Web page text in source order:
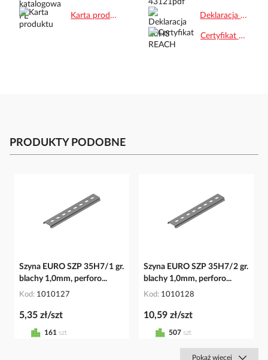
Karta produktu.pdf Deklaracja RoHS.pdf
Certyfikat REACH.pdf
PRODUKTY PODOBNE
Szyna EURO SZP 35H7/1 gr.
blachy 1,0mm, perforo...
Kod 1010127
5,35 zł/szt
161 szt
Szyna EURO SZP 35H7/2 gr.
blachy 1,0mm, perforo...
Kod 1010128
10,59 zł/szt
507 szt
Pokaż więcej